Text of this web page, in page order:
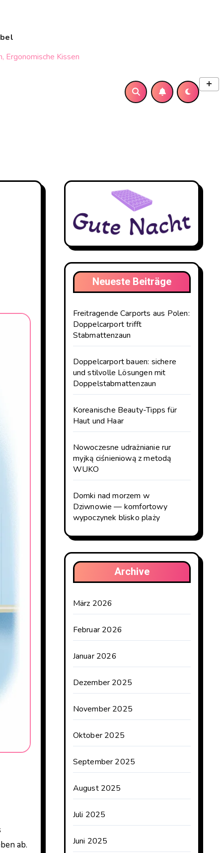
Ergonomische Kissen
ab.
Neueste Beiträge
Freitragende Carports aus Polen:
Doppelcarport trifft
Stabmattenzaun
Doppelcarport bauen: sichere
und stilvolle Lösungen mit
Doppelstabmattenzaun
Koreanische Beauty-Tipps für
Haut und Haar
Nowoczesne udrażnianie rur
myjką ciśnieniową z metodą
WUKO
Domki nad morzem w
Dziwnowie — komfortowy
wypoczynek blisko plaży
Archive
März 2026
Februar 2026
Januar 2026
Dezember 2025
November 2025
Oktober 2025
September 2025
August 2025
Juli 2025
Juni 2025